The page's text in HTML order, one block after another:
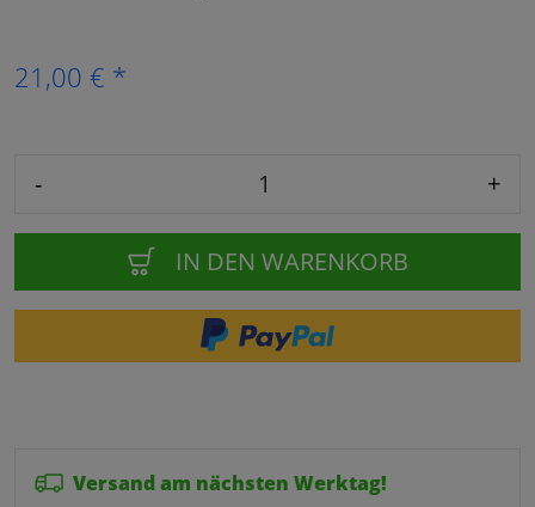
21,00 € *
- +
IN DEN WARENKORB
Versand am nächsten Werktag!